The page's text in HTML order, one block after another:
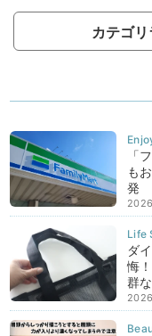
カテゴ
「
も
発
ダ
悔
群